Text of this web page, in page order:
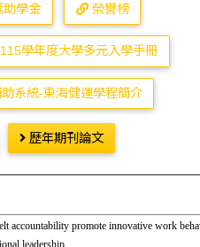
學金 榮譽榜
學年度大學多元入學手冊
系統-東海健運學程簡介
歷年期刊論文
accountability promote innovative work